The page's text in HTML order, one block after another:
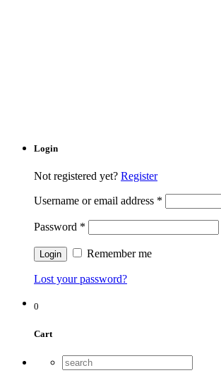
Login
Not registered yet? Register
Username or email address *
Password *
Remember me
Lost your password?
0
Cart